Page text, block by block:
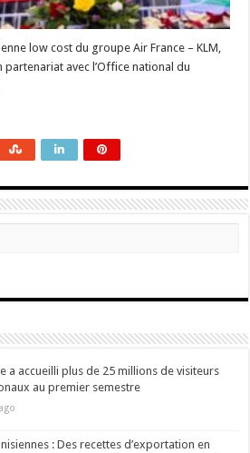
low cost du groupe Air France – KLM,
partenariat avec l’Office national du
a accueilli plus de 25 millions de visiteurs
au premier semestre
: Des recettes d’exportation en